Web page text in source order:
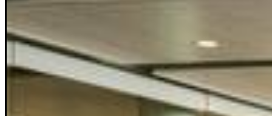
Newsletter
E-Paper